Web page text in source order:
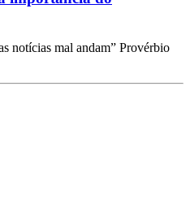
notícias mal andam” Provérbio